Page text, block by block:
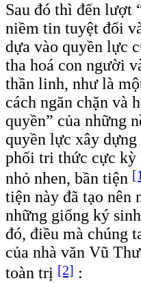
Sau đó thì đến lượt
niềm tin tuyệt đối
dựa vào quyền lực
tha hoá con người
thần linh, như là
cách ngăn chặn và
quyền” của những
quyền lực xây dựng
phối tri thức cực kỳ
nhỏ nhen, bần tiện
tiện này đã tạo
những giống ký
đó, điều mà chúng
của nhà văn Vũ
toàn trị [2] :